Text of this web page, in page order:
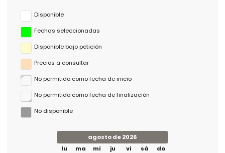
Disponible
Fechas seleccionadas
Disponible bajo petición
Precios a consultar
No permitido como fecha de inicio
No permitido como fecha de finalización
No disponible
agosto de 2026
lu
ma mi ju vi sá
do